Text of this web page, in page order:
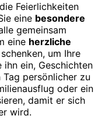
Feierlichkeiten
eine besondere
gemeinsam
eine herzliche
um Ihre
ein, Geschichten
persönlicher zu
oder ein
damit er sich
wird.